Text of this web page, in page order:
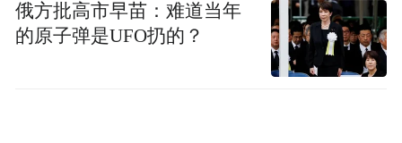
俄方批高市早苗：难道当年
的原子弹是UFO扔的？